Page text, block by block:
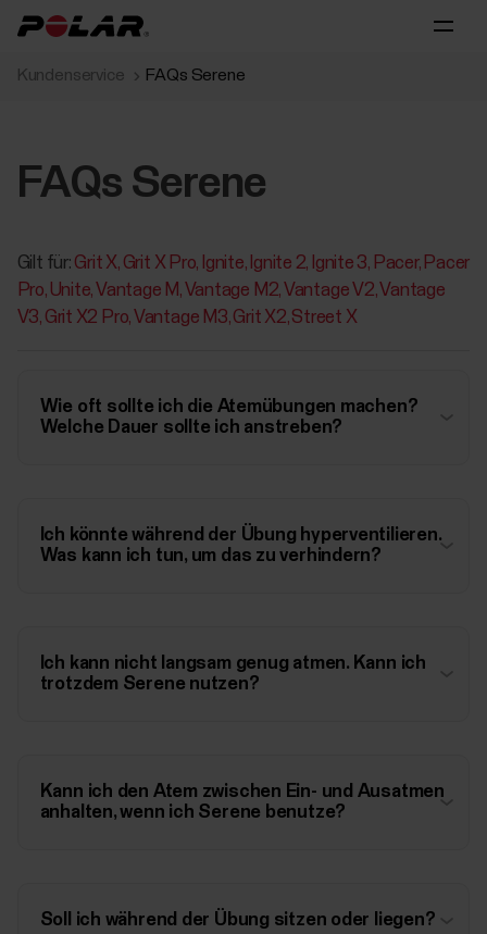
Kundenservice FAQs Serene
FAQs Serene
Gilt für: Grit X Grit X Pro Ignite Ignite 2 Ignite 3 Pacer Pacer
Pro Unite Vantage M Vantage M2 Vantage V2 Vantage
V3 Grit X2 Pro Vantage M3 Grit X2 Street X
Wie oft sollte ich die Atemübungen machen?
Welche Dauer sollte ich anstreben?
Ich könnte während der Übung hyperventilieren.
Was kann ich tun, um das zu verhindern?
Ich kann nicht langsam genug atmen. Kann ich
trotzdem Serene nutzen?
Kann ich den Atem zwischen Ein- und Ausatmen
anhalten, wenn ich Serene benutze?
Soll ich während der Übung sitzen oder liegen?